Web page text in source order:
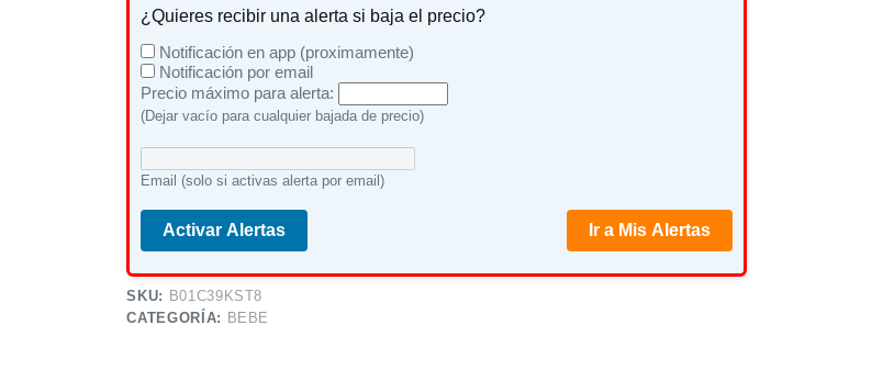
¿Quieres recibir una alerta si baja el precio?
Notificación en app (proximamente)
Notificación por email
Precio máximo para alerta:
(Dejar vacío para cualquier bajada de precio)
Email (solo si activas alerta por email)
Activar Alertas Ir a Mis Alertas
SKU: B01C39KST8
CATEGORÍA: BEBE